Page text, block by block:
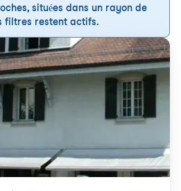
situées dans un rayon de
filtres restent actifs.